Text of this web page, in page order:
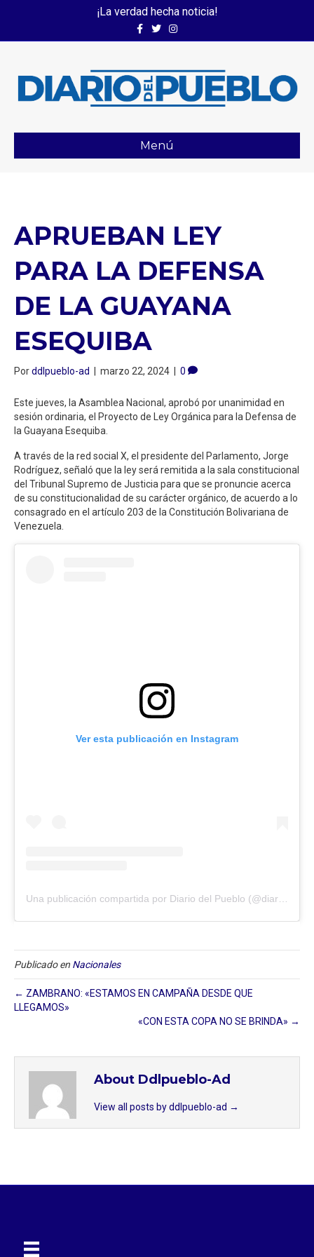
¡La verdad hecha noticia!
FacebookTwitterInstagram
Menú
APRUEBAN LEY
PARA LA DEFENSA
DE LA GUAYANA
ESEQUIBA
Porddlpueblo-ad | marzo 22, 2024 | 0
Este jueves, la Asamblea Nacional, aprobó por unanimidad en
sesión ordinaria, el Proyecto de Ley Orgánica para la Defensa de
la Guayana Esequiba.
A través de la red social X, el presidente del Parlamento, Jorge
Rodríguez, señaló que la ley será remitida a la sala constitucional
del Tribunal Supremo de Justicia para que se pronuncie acerca
de su constitucionalidad de su carácter orgánico, de acuerdo a lo
consagrado en el artículo 203 de la Constitución Bolivariana de
Venezuela.
Ver esta publicación en Instagram
Publicado en Nacionales
← ZAMBRANO: «ESTAMOS EN CAMPAÑA DESDE QUE
LLEGAMOS»
«CON ESTA COPA NO SE BRINDA» →
About Ddlpueblo-Ad
View all posts by ddlpueblo-ad →